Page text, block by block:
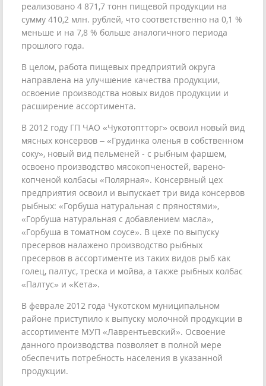
реализовано 4 871,7 тонн пищевой продукции на
сумму 410,2 млн. рублей, что соответственно на 0,1 %
меньше и на 7,8 % больше аналогичного периода
прошлого года.
В целом, работа пищевых предприятий округа
направлена на улучшение качества продукции,
освоение производства новых видов продукции и
расширение ассортимента.
В 2012 году ГП ЧАО «Чукотоптторг» освоил новый вид
мясных консервов – «Грудинка оленья в собственном
соку», новый вид пельменей - с рыбным фаршем,
освоено производство мясокопченостей, варено-
копченой колбасы «Полярная». Консервный цех
предприятия освоил и выпускает три вида консервов
рыбных: «Горбуша натуральная с пряностями»,
«Горбуша натуральная с добавлением масла»,
«Горбуша в томатном соусе». В цехе по выпуску
пресервов налажено производство рыбных
пресервов в ассортименте из таких видов рыб как
голец, палтус, треска и мойва, а также рыбных колбас
«Палтус» и «Кета».
В феврале 2012 года Чукотском муниципальном
районе приступило к выпуску молочной продукции в
ассортименте МУП «Лаврентьевский». Освоение
данного производства позволяет в полной мере
обеспечить потребность населения в указанной
продукции.